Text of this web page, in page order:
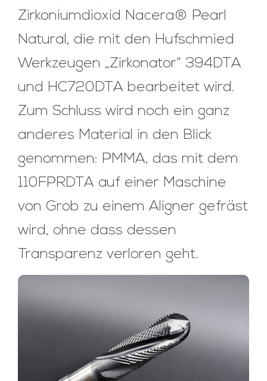
Zirkoniumdioxid Nacera® Pearl
Natural, die mit den Hufschmied
Werkzeugen „Zirkonator“ 394DTA
und HC720DTA bearbeitet wird.
Zum Schluss wird noch ein ganz
anderes Material in den Blick
genommen: PMMA, das mit dem
110FPRDTA auf einer Maschine
von Grob zu einem Aligner gefräst
wird, ohne dass dessen
Transparenz verloren geht.